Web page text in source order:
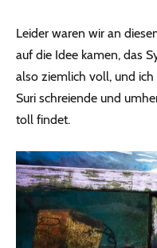
Leider waren wir an
auf die Idee kamen, das
also ziemlich voll, und
Suri schreiende und
toll findet.